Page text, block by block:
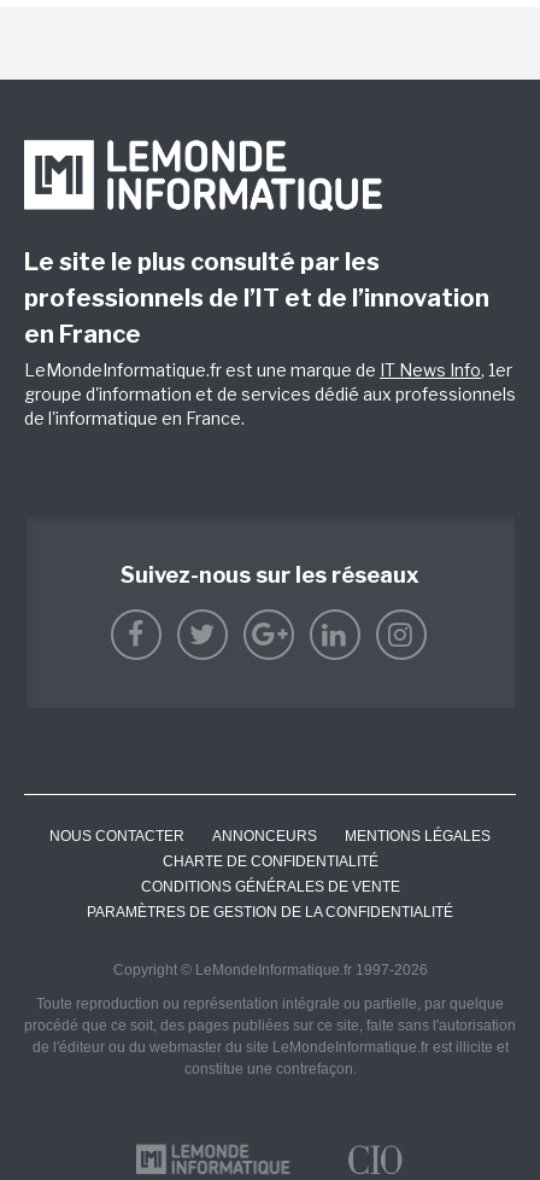
Le site le plus consulté par les
professionnels de l’IT et de l’innovation
en France
LeMondeInformatique.fr est une marque de IT News Info, 1er
groupe d'information et de services dédié aux professionnels
de l'informatique en France.
Suivez-nous sur les réseaux
NOUS CONTACTER ANNONCEURS
MENTIONS LÉGALES
CHARTE DE CONFIDENTIALITÉ
CONDITIONS GÉNÉRALES DE VENTE
PARAMÈTRES DE GESTION DE LA CONFIDENTIALITÉ
Copyright © LeMondeInformatique.fr 1997-2026
Toute reproduction ou représentation intégrale ou partielle, par quelque
procédé que ce soit, des pages publiées sur ce site, faite sans l'autorisation
de l'éditeur ou du webmaster du site LeMondeInformatique.fr est illicite et
constitue une contrefaçon.